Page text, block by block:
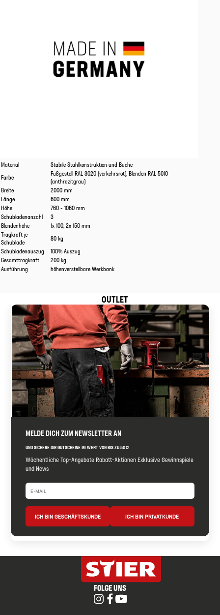
Eigenschaften
Material
Stabile Stahlkonstruktion und Buche
Farbe
Fußgestell RAL 3020 (verkehrsrot), Blenden RAL 5010
(anthrazitgrau)
Breite
2000 mm
Länge
600 mm
Höhe
760 - 1060 mm
Schubladenanzahl
3
Blendenhöhe
1x 100, 2x 150 mm
Tragkraft je
Schublade
80 kg
Schubladenauszug
100% Auszug
Gesamttragkraft
200 kg
Ausführung
höhenverstellbare Werkbank
OUTLET
MELDE DICH ZUM NEWSLETTER AN
UND SICHERE DIR GUTSCHEINE IM WERT VON BIS ZU 50€!
Wöchentliche Top-Angebote Rabatt-Aktionen Exklusive Gewinnspiele
und News
ICH BIN GESCHÄFTSKUNDE ICH BIN PRIVATKUNDE
FOLGE UNS